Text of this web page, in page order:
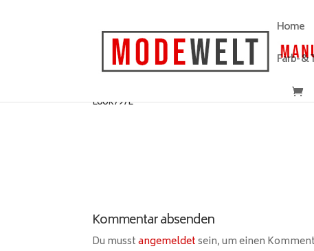
Home
Farb-
Look797L
Kommentar absenden
Du musstangemeldetsein, um einen